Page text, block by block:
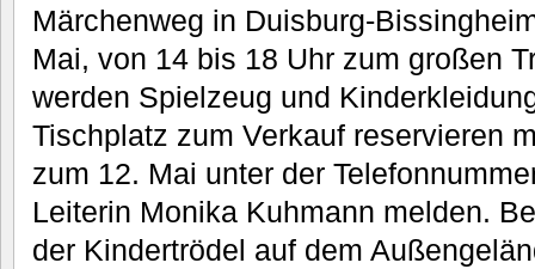
Märchenweg in Duisburg-
Mai, von 14 bis 18 Uhr zum großen
werden Spielzeug und
Tischplatz zum Verkauf reservieren
zum 12. Mai unter der
Leiterin Monika Kuhmann melden.
der Kindertrödel auf dem